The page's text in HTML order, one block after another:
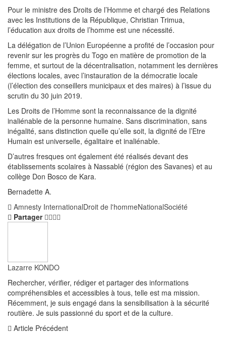
Pour le ministre des Droits de l’Homme et chargé des Relations
avec les Institutions de la République, Christian Trimua,
l’éducation aux droits de l’homme est une nécessité.
La délégation de l’Union Européenne a profité de l’occasion pour
revenir sur les progrès du Togo en matière de promotion de la
femme, et surtout de la décentralisation, notamment les dernières
élections locales, avec l’instauration de la démocratie locale
(l’élection des conseillers municipaux et des maires) à l’issue du
scrutin du 30 juin 2019.
Les Droits de l’Homme sont la reconnaissance de la dignité
inaliénable de la personne humaine. Sans discrimination, sans
inégalité, sans distinction quelle qu’elle soit, la dignité de l’Etre
Humain est universelle, égalitaire et inaliénable.
D’autres fresques ont également été réalisés devant des
établissements scolaires à Nassablé (région des Savanes) et au
collège Don Bosco de Kara.
Bernadette A.
Amnesty InternationalDroit de l'hommeNationalSociété
Partager
Lazarre KONDO
Rechercher, vérifier, rédiger et partager des informations
compréhensibles et accessibles à tous, telle est ma mission.
Récemment, je suis engagé dans la sensibilisation à la sécurité
routière. Je suis passionné du sport et de la culture.
Article Précédent